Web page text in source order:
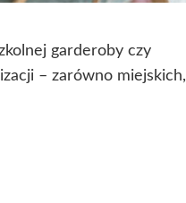
garderoby czy
– zarówno miejskich,